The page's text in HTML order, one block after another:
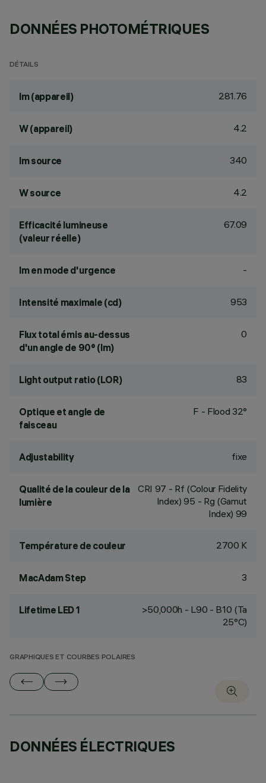
DONNÉES PHOTOMÉTRIQUES
DÉTAILS
lm (appareil) 281.76
W (appareil) 4.2
lm source 340
W source 4.2
Efficacité lumineuse
(valeur réelle)
67.09
lm en mode d'urgence -
Intensité maximale (cd) 953
Flux total émis au-dessus
d'un angle de 90° (lm)
0
Light output ratio (LOR) 83
Optique et angle de
faisceau
F - Flood 32°
Adjustability fixe
Qualité de la couleur de la
lumière
CRI 97 - Rf (Colour Fidelity
Index) 95 - Rg (Gamut
Index) 99
Température de couleur 2700 K
MacAdam Step 3
Lifetime LED 1
>50,000h - L90 - B10 (Ta
25°C)
GRAPHIQUES ET COURBES POLAIRES
DONNÉES ÉLECTRIQUES